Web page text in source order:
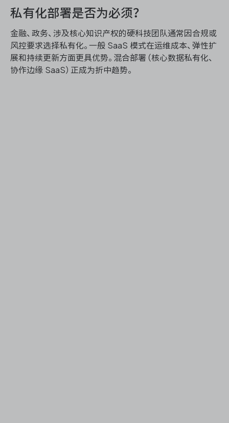
私有化部署是否为必须？
金融、政务、涉及核心知识产权的硬科技团队通常因合规或
风控要求选择私有化。一般 SaaS 模式在运维成本、弹性扩
展和持续更新方面更具优势。混合部署（核心数据私有化、
协作边缘 SaaS）正成为折中趋势。